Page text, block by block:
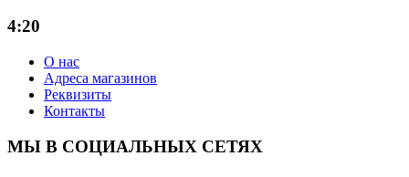
4:20
О нас
Адреса магазинов
Реквизиты
Контакты
МЫ В СОЦИАЛЬНЫХ СЕТЯХ